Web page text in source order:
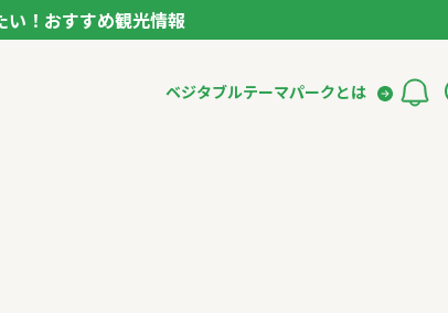
い！おすすめ観光情報
ベジタブルテーマパークとは